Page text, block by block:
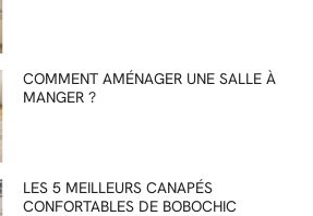
COMMENT AMÉNAGER UNE SALLE À
MANGER ?
LES 5 MEILLEURS CANAPÉS
CONFORTABLES DE BOBOCHIC